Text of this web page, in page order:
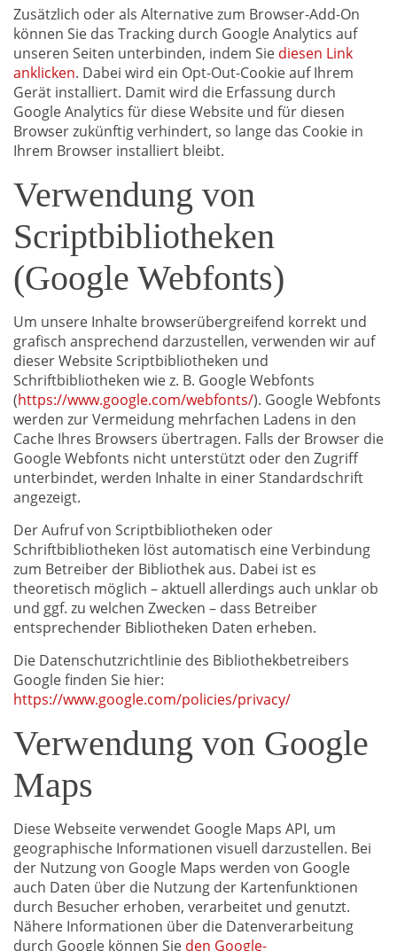
Zusätzlich oder als Alternative zum Browser-Add-On
können Sie das Tracking durch Google Analytics auf
unseren Seiten unterbinden, indem Sie diesen Link
anklicken. Dabei wird ein Opt-Out-Cookie auf Ihrem
Gerät installiert. Damit wird die Erfassung durch
Google Analytics für diese Website und für diesen
Browser zukünftig verhindert, so lange das Cookie in
Ihrem Browser installiert bleibt.
Verwendung von
Scriptbibliotheken
(Google Webfonts)
Um unsere Inhalte browserübergreifend korrekt und
grafisch ansprechend darzustellen, verwenden wir auf
dieser Website Scriptbibliotheken und
Schriftbibliotheken wie z. B. Google Webfonts
(https://www.google.com/webfonts/). Google Webfonts
werden zur Vermeidung mehrfachen Ladens in den
Cache Ihres Browsers übertragen. Falls der Browser die
Google Webfonts nicht unterstützt oder den Zugriff
unterbindet, werden Inhalte in einer Standardschrift
angezeigt.
Der Aufruf von Scriptbibliotheken oder
Schriftbibliotheken löst automatisch eine Verbindung
zum Betreiber der Bibliothek aus. Dabei ist es
theoretisch möglich – aktuell allerdings auch unklar ob
und ggf. zu welchen Zwecken – dass Betreiber
entsprechender Bibliotheken Daten erheben.
Die Datenschutzrichtlinie des Bibliothekbetreibers
Google finden Sie hier:
https://www.google.com/policies/privacy/
Verwendung von Google
Maps
Diese Webseite verwendet Google Maps API, um
geographische Informationen visuell darzustellen. Bei
der Nutzung von Google Maps werden von Google
auch Daten über die Nutzung der Kartenfunktionen
durch Besucher erhoben, verarbeitet und genutzt.
Nähere Informationen über die Datenverarbeitung
durch Google können Sie den Google-